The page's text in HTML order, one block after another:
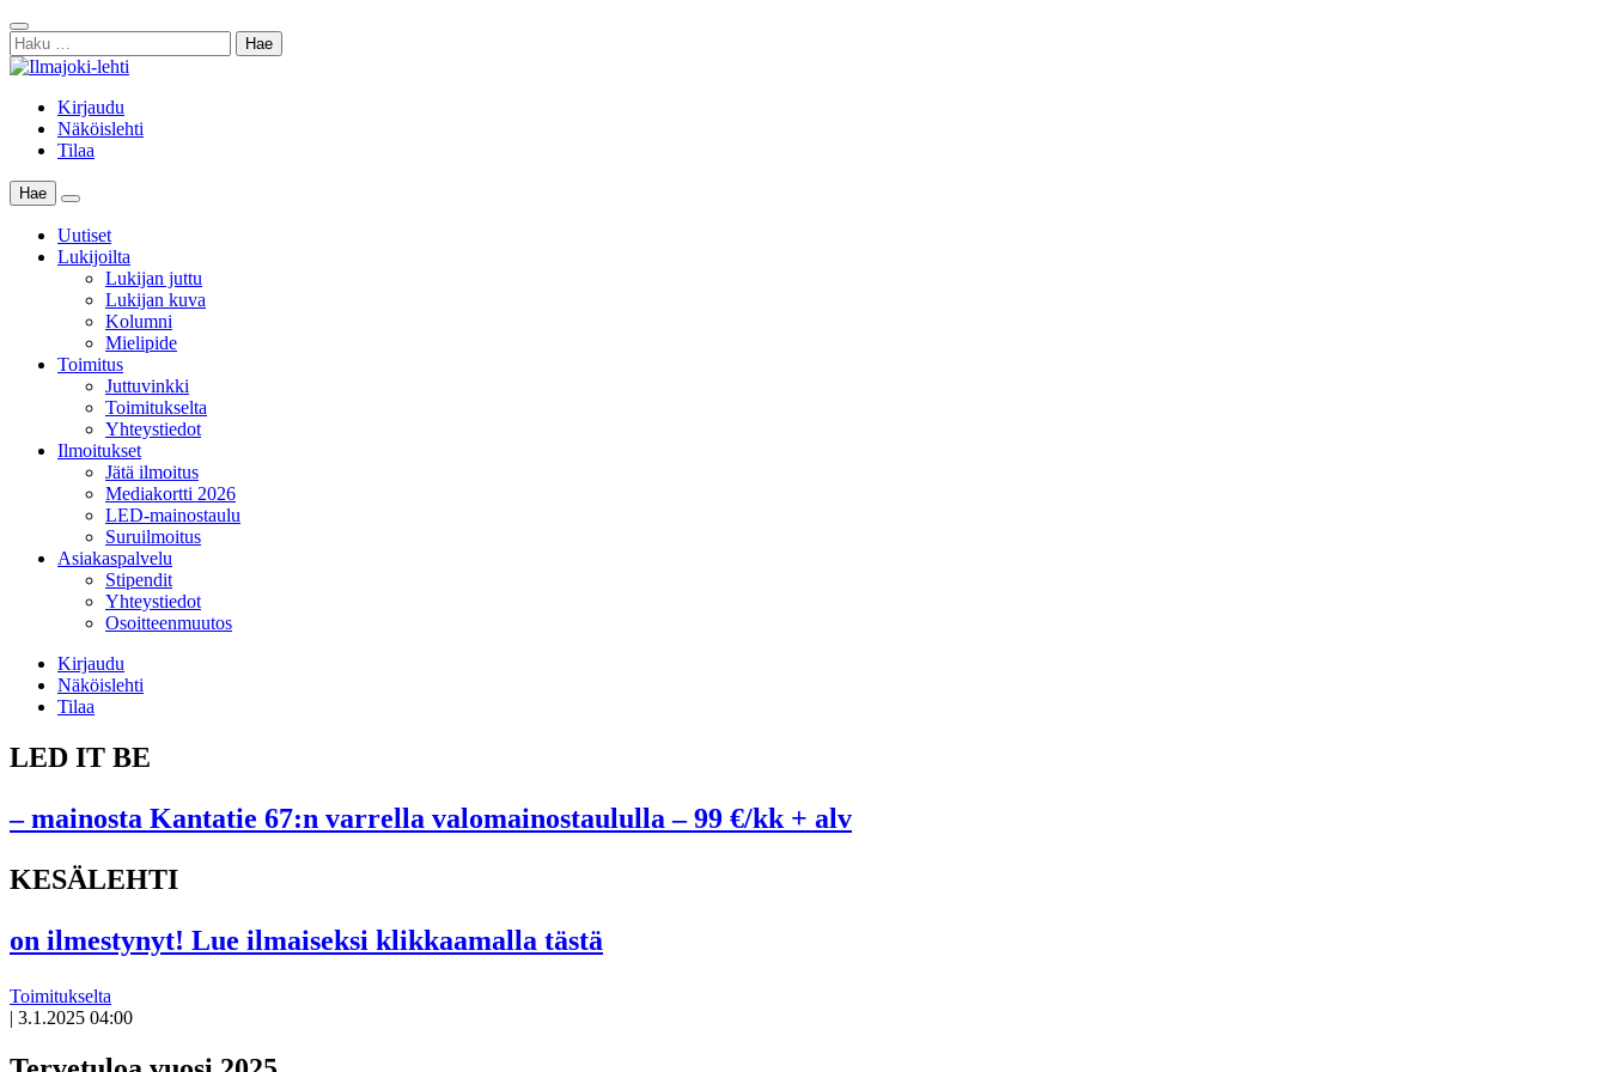
Skip
to
content
Sulje
haku
Haku:
Kirjaudu
Näköislehti
Tilaa
Hae
Main
Menu
Uutiset
Lukijoilta
Lukijan juttu
Lukijan kuva
Kolumni
Mielipide
Toimitus
Juttuvinkki
Toimitukselta
Yhteystiedot
Ilmoitukset
Jätä ilmoitus
Mediakortti 2026
LED-mainostaulu
Suruilmoitus
Asiakaspalvelu
Stipendit
Yhteystiedot
Osoitteenmuutos
Kirjaudu
Näköislehti
Tilaa
LED IT BE
– mainosta Kantatie 67:n varrella valomainostaululla – 99 €/kk + alv
KESÄLEHTI
on ilmestynyt! Lue ilmaiseksi klikkaamalla tästä
Toimitukselta
| 3.1.2025 04:00